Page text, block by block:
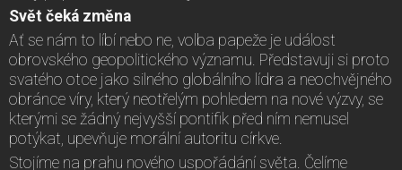
Svět čeká změna
Ať se nám to líbí nebo ne, volba papeže je událost
obrovského geopolitického významu. Představuji si proto
svatého otce jako silného globálního lídra a neochvějného
obránce víry, který neotřelým pohledem na nové výzvy, se
kterými se žádný nejvyšší pontifik před ním nemusel
potýkat, upevňuje morální autoritu církve.
Stojíme na prahu nového uspořádání světa. Čelíme